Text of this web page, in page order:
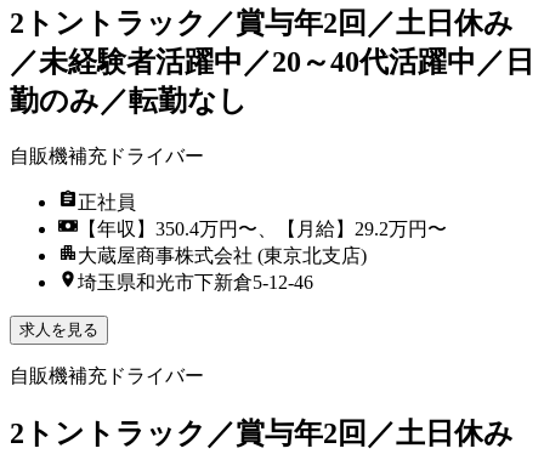
2トントラック／賞与年2回／土日休み
／未経験者活躍中／20～40代活躍中／日
勤のみ／転勤なし
自販機補充ドライバー
正社員
【年収】350.4万円〜、【月給】29.2万円〜
大蔵屋商事株式会社 (東京北支店)
埼玉県和光市下新倉5-12-46
求人を見る
自販機補充ドライバー
2トントラック／賞与年2回／土日休み